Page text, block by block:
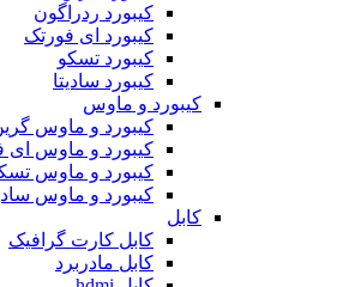
کیبورد ردراگون
کیبورد ای فورتک
کیبورد تسکو
کیبورد سادیتا
کیبورد و ماوس
کیبورد و ماوس
کیبورد و ماوس ای
کیبورد و ماوس
کیبورد و ماوس
کابل
کابل کارت گرافیک
کابل مادربرد